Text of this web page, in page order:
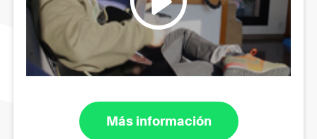
Más información